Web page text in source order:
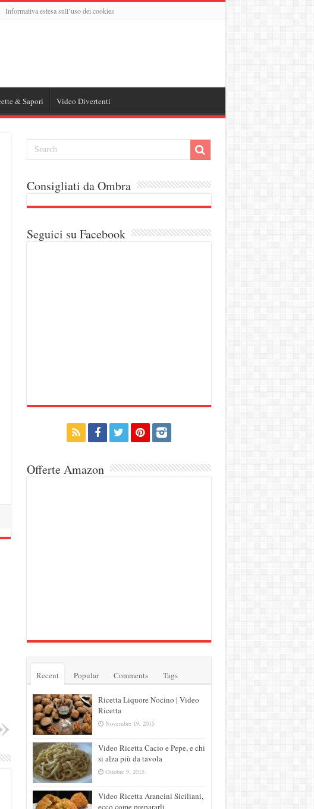
Informativa estesa sull’uso dei cookies
& Sapori Video Divertenti
Consigliati da Ombra
Seguici su Facebook
Offerte Amazon
Recent Popular Comments Tags
Ricetta Liquore Nocino | Video
Ricetta
Novembre 19, 2015
Video Ricetta Cacio e Pepe, e chi
si alza più da tavola
Ottobre 9, 2015
Video Ricetta Arancini Siciliani,
ecco come prepararli